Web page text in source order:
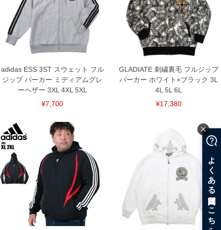
adidas ESS 3ST スウェット フル
ジップ パーカー ミディアムグレ
ーヘザー 3XL 4XL 5XL
¥7,700
GLADIATE 刺繍裏毛 フルジップ
パーカー ホワイト×ブラック 3L
4L 5L 6L
¥17,380